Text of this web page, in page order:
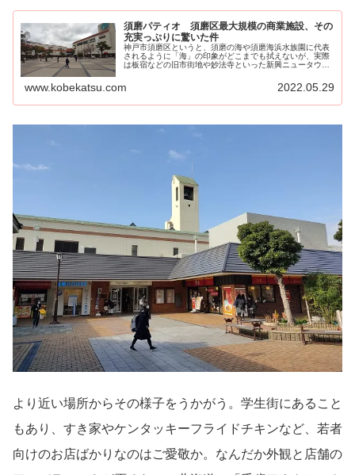
須磨パティオ 須磨区最大規模の商業施設、その
充実っぷりに驚いた件
神戸市須磨区というと、須磨の海や須磨海浜水族園に代表
されるように「海」の印象がどこまでも拭えないが、実際
は板宿などの旧市街地や妙法寺といった新興ニュータウン
www.kobekatsu.com 2022.05.29
より近い場所からその様子をうかがう。学生街にあること
もあり、すき家やケンタッキーフライドチキンなど、若者
向けのお店ばかりなのはご愛敬か。なんだか外観と店舗の